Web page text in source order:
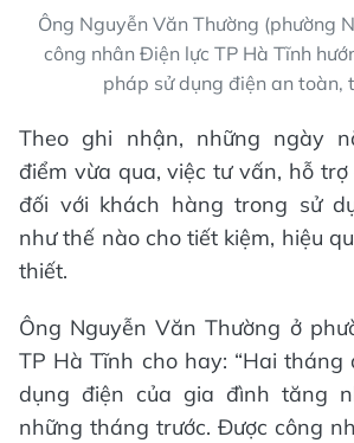
Ông Nguyễn Văn Thường (phường
công nhân Điện lực TP Hà Tĩnh
pháp sử dụng điện an toàn,
Theo ghi nhận, những ngày
điểm vừa qua, việc tư vấn, hỗ
đối với khách hàng trong sử
như thế nào cho tiết kiệm, hiệu
thiết.
Ông Nguyễn Văn Thường ở
TP Hà Tĩnh cho hay: “Hai tháng
dụng điện của gia đình tăng
những tháng trước. Được công